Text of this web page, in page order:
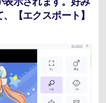
【エクスポート】